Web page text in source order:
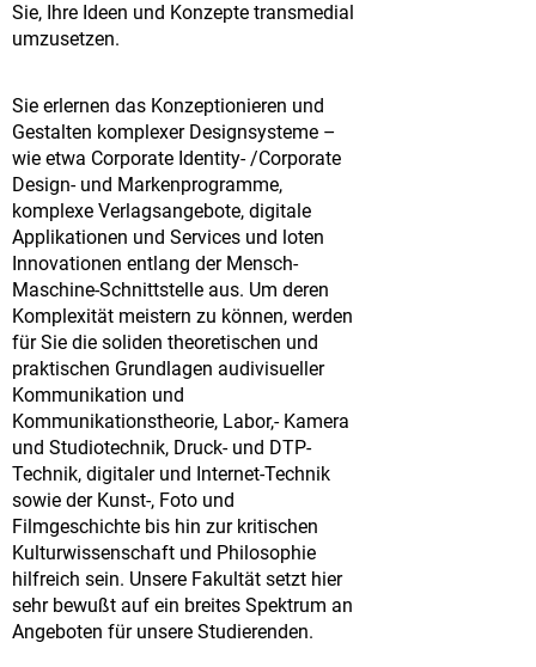
Sie, Ihre Ideen und Konzepte transmedial
umzusetzen.
Sie erlernen das Konzeptionieren und
Gestalten komplexer Designsysteme –
wie etwa Corporate Identity- /Corporate
Design- und Markenprogramme,
komplexe Verlagsangebote, digitale
Applikationen und Services und loten
Innovationen entlang der Mensch-
Maschine-Schnittstelle aus. Um deren
Komplexität meistern zu können, werden
für Sie die soliden theoretischen und
praktischen Grundlagen audivisueller
Kommunikation und
Kommunikationstheorie, Labor,- Kamera
und Studiotechnik, Druck- und DTP-
Technik, digitaler und Internet-Technik
sowie der Kunst-, Foto und
Filmgeschichte bis hin zur kritischen
Kulturwissenschaft und Philosophie
hilfreich sein. Unsere Fakultät setzt hier
sehr bewußt auf ein breites Spektrum an
Angeboten für unsere Studierenden.